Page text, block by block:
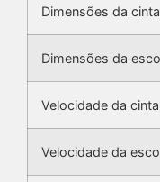
Dimensões da
Dimensões da
Velocidade da
Velocidade da